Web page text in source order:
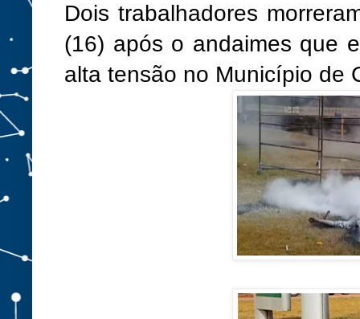
Dois trabalhadores
(16) após o andaimes que
alta tensão no Município de